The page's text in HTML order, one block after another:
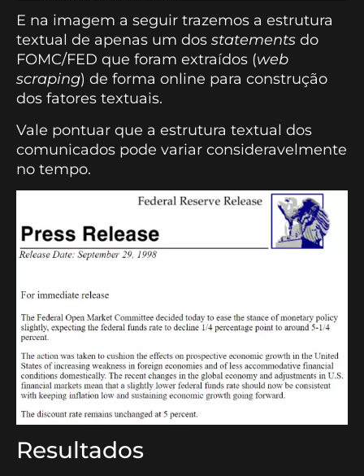
E na imagem a seguir trazemos a estrutura
textual de apenas um dos statements do
FOMC/FED que foram extraídos (web
scraping) de forma online para construção
dos fatores textuais.
Vale pontuar que a estrutura textual dos
comunicados pode variar consideravelmente
no tempo.
Resultados